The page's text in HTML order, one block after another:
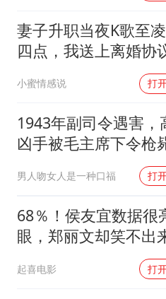
奋进开
妻子升职当夜K歌至
四点，我送上离婚协
盘，隔天她拦在公司
口：我们谈谈
小蜜情感说 打
1943年副司令遇害，
凶手被毛主席下令枪
男人吻女人是一种口福 打
68％！侯友宜数据很
眼，郑丽文却笑不出
了，卢秀燕高下立判
起喜电影 打